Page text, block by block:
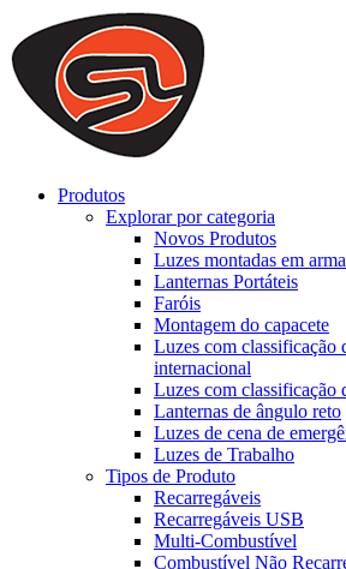
We use cookies to ensure that we provide
on our website. By continuing to browse
that cookies are used to help us analyze
to offer you a better experience. To learn
you can disable cookies, you can access our
Produtos
Explorar por categoria
Novos Produtos
Luzes montadas em
Lanternas Portáteis
Faróis
Montagem do capacete
Luzes com classificação
internacional
Luzes com classificação
Lanternas de ângulo reto
Luzes de cena de
Luzes de Trabalho
Tipos de Produto
Recarregáveis
Recarregáveis USB
Multi-Combustível
Combustível Não